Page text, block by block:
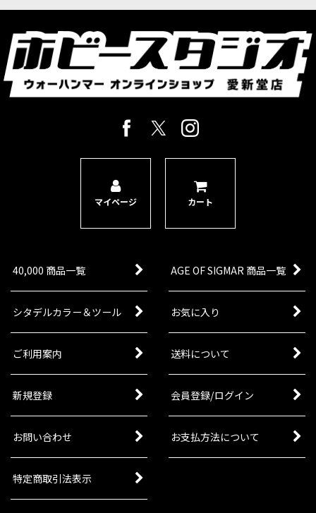
マイページ カート
40,000 商品一覧 AGE OF SIGMAR 商品一覧
シタデルカラー＆ツール お気に入り
ご利用案内 送料について
新規登録 会員登録/ログイン
お問い合わせ お支払方法について
特定商取引法表示